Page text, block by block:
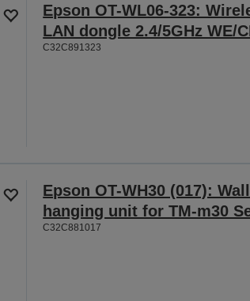
Epson OT-WL06-323:
LAN dongle 2.4/5GHz WE/
C32C891323
Epson OT-WH30 (017): Wall
hanging unit for TM-m30
C32C881017